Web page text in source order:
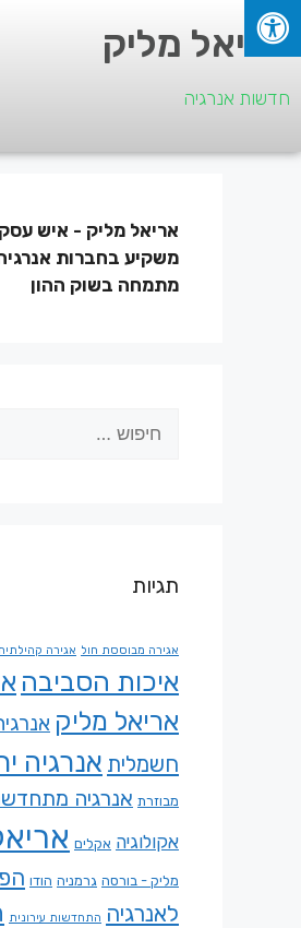
אריאל מליק
חדשות אנרגיה
אריאל מליק - איש
משקיע בחברות אנרגיה
מתמחה בשוק ההון
תגיות
אגירה מבוססת חול אגירה
איכות הסביבה
אריאל מליק
חשמלית אנרגיה
מבוזרת אנרגיה
אקולוגיה אקלים
מליק - בורסה גרמניה הודו
לאנרגיה התחדשות עירונית